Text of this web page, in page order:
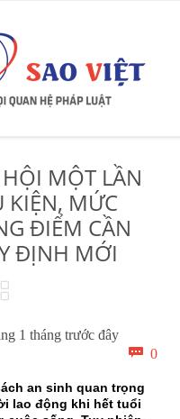
MỘT LẦN
MỨC
ĐIỂM CẦN
ĐỊNH MỚI
1 tháng trước đây
 0
an sinh quan trọng
lao động khi hết tuổi